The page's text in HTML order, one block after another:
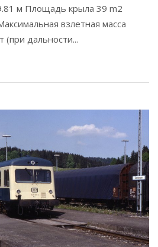
м Площадь крыла 39 m2
взлетная масса
(при дальности...